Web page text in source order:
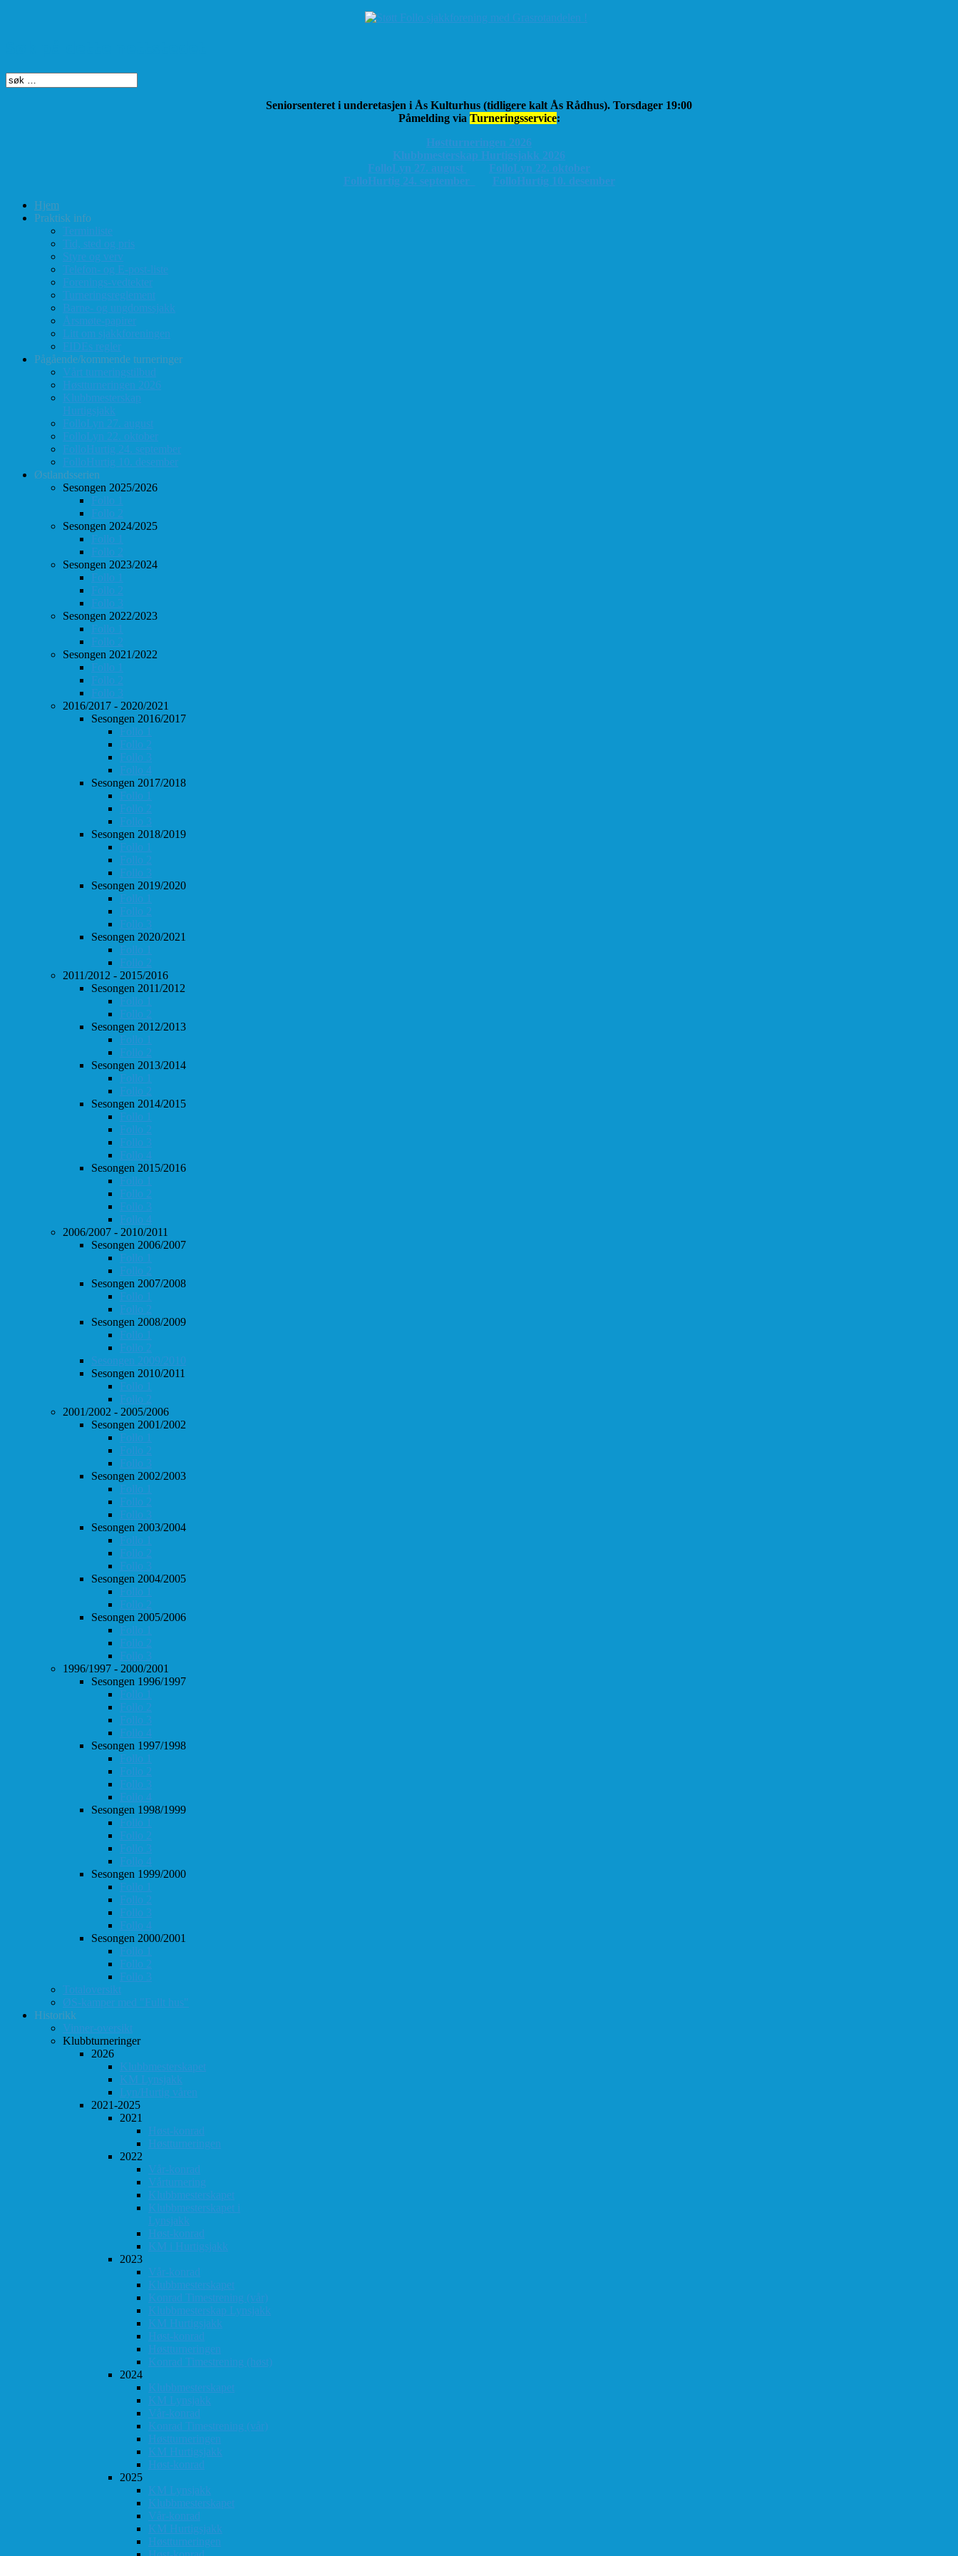
Seniorsenteret i underetasjen i Ås Kulturhus (tidligere kalt Ås Rådhus). Torsdager 19:00
Påmelding via Turneringsservice:
Høstturneringen 2026
Klubbmesterskap Hurtigsjakk 2026
FolloLyn 27. august
FolloLyn 22. oktober
FolloHurtig 24. september
FolloHurtig 10. desember
Hjem
Praktisk info
Terminliste
Tid, sted og pris
Styre og verv
Telefon- og E-post-liste
Forenings-vedtekter
Turneringsreglement
Barne- og ungdomssjakk
Årsmøte-papirer
Litt om sjakkforeningen
FIDEs regler
Pågående/kommende turneringer
Vårt turneringstilbud
Høstturneringen 2026
Klubbmesterskap
Hurtigsjakk
FolloLyn 27. august
FolloLyn 22. oktober
FolloHurtig 24. september
FolloHurtig 10. desember
Østlandsserien
Sesongen 2025/2026
Follo 1
Follo 2
Sesongen 2024/2025
Follo 1
Follo 2
Sesongen 2023/2024
Follo 1
Follo 2
Follo 3
Sesongen 2022/2023
Follo 1
Follo 2
Sesongen 2021/2022
Follo 1
Follo 2
Follo 3
2016/2017 - 2020/2021
Sesongen 2016/2017
Follo 1
Follo 2
Follo 3
Follo 4
Sesongen 2017/2018
Follo 1
Follo 2
Follo 3
Sesongen 2018/2019
Follo 1
Follo 2
Follo 3
Sesongen 2019/2020
Follo 1
Follo 2
Follo 3
Sesongen 2020/2021
Follo 1
Follo 2
2011/2012 - 2015/2016
Sesongen 2011/2012
Follo 1
Follo 2
Sesongen 2012/2013
Follo 1
Follo 2
Sesongen 2013/2014
Follo 1
Follo 2
Sesongen 2014/2015
Follo 1
Follo 2
Follo 3
Follo 4
Sesongen 2015/2016
Follo 1
Follo 2
Follo 3
Follo 4
2006/2007 - 2010/2011
Sesongen 2006/2007
Follo 1
Follo 2
Sesongen 2007/2008
Follo 1
Follo 2
Sesongen 2008/2009
Follo 1
Follo 2
Sesongen 2009/2010
Sesongen 2010/2011
Follo 1
Follo 2
2001/2002 - 2005/2006
Sesongen 2001/2002
Follo 1
Follo 2
Follo 3
Sesongen 2002/2003
Follo 1
Follo 2
Follo 3
Sesongen 2003/2004
Follo 1
Follo 2
Follo 3
Sesongen 2004/2005
Follo 1
Follo 2
Sesongen 2005/2006
Follo 1
Follo 2
Follo 3
1996/1997 - 2000/2001
Sesongen 1996/1997
Follo 1
Follo 2
Follo 3
Follo 4
Sesongen 1997/1998
Follo 1
Follo 2
Follo 3
Follo 4
Sesongen 1998/1999
Follo 1
Follo 2
Follo 3
Follo 4
Sesongen 1999/2000
Follo 1
Follo 2
Follo 3
Follo 4
Sesongen 2000/2001
Follo 1
Follo 2
Follo 3
Totaloversikt
ØS-kamper med "Fullt hus"
Historikk
Vinner-oversikt
Klubbturneringer
2026
Klubbmesterskapet
KM Lynsjakk
Lyn/Hurtig våren
2021-2025
2021
Høst-konrad
Høstturneringen
2022
Vår-konrad
Vårturnering
Klubbmesterskapet
Klubbmesterskapet i
Lynsjakk
Høst-konrad
KM i Hurtigsjakk
2023
Vår-konrad
Klubbmesterskapet
Konrad Timestrening (vår)
Klubbmesterskap Lynsjakk
KM Hurtigsjakk
Høst-konrad
Høstturneringen
Konrad Timestrening (høst)
2024
Klubbmesterskapet
KM Lynsjakk
Vår-konrad
Konrad Timestrening (vår)
Høstturneringen
KM Hurtigsjakk
Høst-konrad
2025
KM Lynsjakk
Klubbmesterskapet
Vår-konrad
KM Hurtigsjakk
Høstturneringen